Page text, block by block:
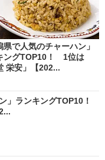
県で人気のチャーハン」
ングTOP10！ 1位は
栄安」【202...
」ランキングTOP10！